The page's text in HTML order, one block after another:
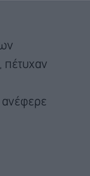
πέτυχαν
ανέφερε